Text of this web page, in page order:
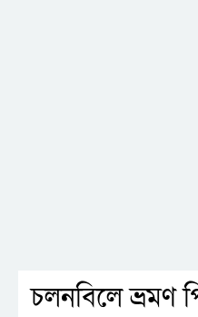
চলনবিলে ভ্রমণ